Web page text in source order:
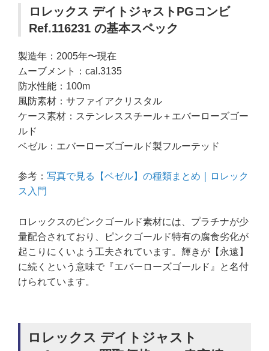
ロレックス デイトジャストPGコンビ
Ref.116231 の基本スペック
製造年：2005年〜現在
ムーブメント：cal.3135
防水性能：100m
風防素材：サファイアクリスタル
ケース素材：ステンレススチール＋エバーローズゴー
ルド
ベゼル：エバーローズゴールド製フルーテッド
参考： 写真で見る【ベゼル】の種類まとめ｜ロレック
ス入門
ロレックスのピンクゴールド素材には、プラチナが少
量配合されており、ピンクゴールド特有の腐食劣化が
起こりにくいよう工夫されています。輝きが【永遠】
に続くという意味で『エバーローズゴールド』と名付
けられています。
ロレックス デイトジャスト